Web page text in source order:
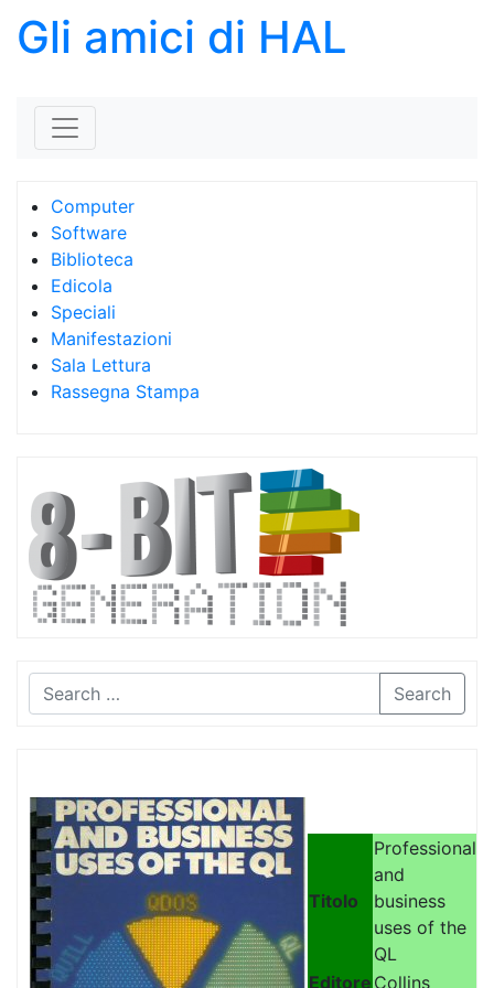
Gli amici di HAL
Computer
Software
Biblioteca
Edicola
Speciali
Manifestazioni
Sala Lettura
Rassegna Stampa
Search
Titolo
Professional
and
business
uses of the
QL
Editore Collins